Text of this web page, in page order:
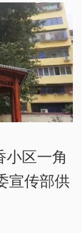
小区一角
宣传部供